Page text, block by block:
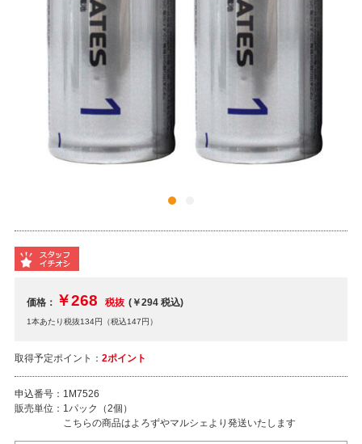
価格： ￥268 税抜 (￥294税込)
1本あたり税抜134円（税込147円）
取得予定ポイント： 2ポイント
申込番号： 1M7526
販売単位： 1パック（2個）
こちらの商品はよろずやマルシェより発送いたします